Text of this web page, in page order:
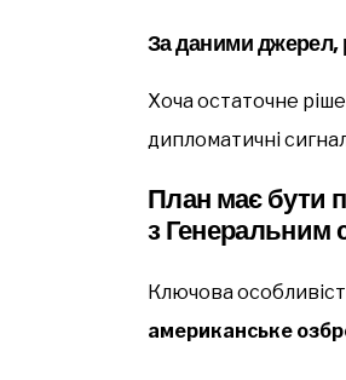
За даними джерел,
Хоча остаточне
дипломатичні
План має бути
з Генеральним
Ключова
американське